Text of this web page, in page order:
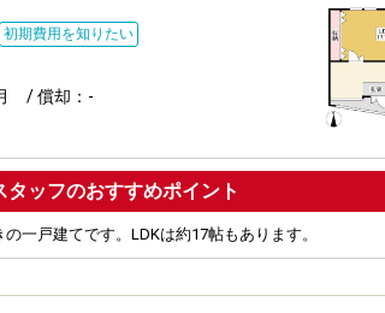
初期費用を知りたい
/ 償却：-
ポイント
一戸建てです。LDKは約17帖もあります。